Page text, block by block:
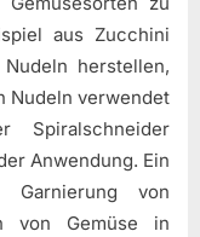
aus Zucchini
herstellen,
Nudeln verwendet
Anwendung. Ein
von
von Gemüse in